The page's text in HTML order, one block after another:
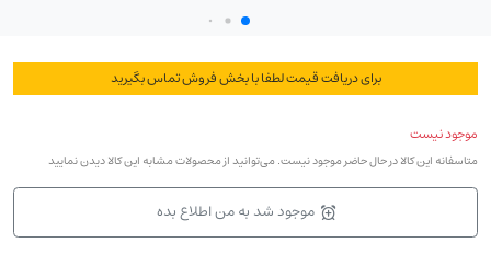
برای دریافت قیمت لطفا با بخش فروش تماس بگیرید
موجود نیست
متاسفانه این کالا در حال حاضر موجود نیست. می‌توانید از محصولات مشابه این کالا دیدن نمایید
موجود شد به من اطلاع بده